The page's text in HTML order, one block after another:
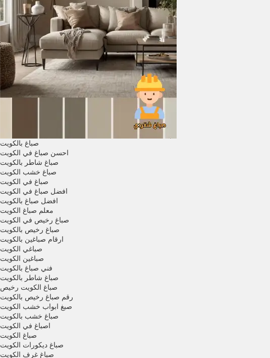
صباغ بالكويت
احسن صباغ في الكويت
صباغ شاطر بالكويت
صباغ خشب الكويت
صباغ في الكويت
افضل صباغ في الكويت
افضل صباغ بالكويت
معلم صباغ الكويت
صباغ رخيص في الكويت
صباغ رخيص بالكويت
ارقام صباغين بالكويت
صباغي الكويت
صباغين الكويت
فني صباغ بالكويت
صباغ شاطر بالكويت
صباغ الكويت رخيص
رقم صباغ رخيص بالكويت
صبغ ابواب خشب الكويت
صباغ خشب بالكويت
اصباغ في الكويت
صباغ الكويت
صباغ ديكورات الكويت
صباغ غرف الكويت